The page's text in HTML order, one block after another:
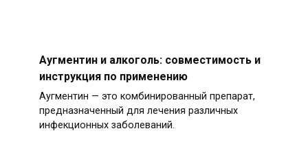
Аугментин и алкоголь: совместимость и
инструкция по применению
Аугментин — это комбинированный препарат,
предназначенный для лечения различных
инфекционных заболеваний.